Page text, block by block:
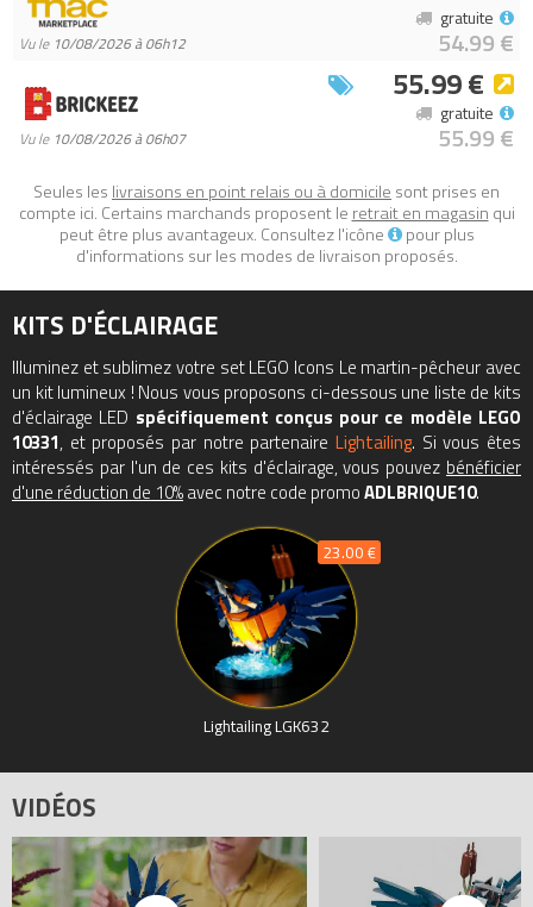
Code EAN du LEGO Icons 10331 : 5702017599564.
Vu le 10/08/2026 à 06h12 54.99 €
gratuite
Vu le 10/08/2026 à 06h07
55.99 €
55.99 €
gratuite
Seules les livraisons en point relais ou à domicile sont prises en
compte ici. Certains marchands proposent le retrait en magasin qui
peut être plus avantageux. Consultez l'icône
pour plus
d'informations sur les modes de livraison proposés.
KITS D'ÉCLAIRAGE
Illuminez et sublimez votre set LEGO Icons Le martin-pêcheur avec
un kit lumineux ! Nous vous proposons ci-dessous une liste de kits
d'éclairage LED spécifiquement conçus pour ce modèle LEGO
10331, et proposés par notre partenaire Lightailing. Si vous êtes
intéressés par l'un de ces kits d'éclairage, vous pouvez bénéficier
d'une réduction de 10%avec notre code promoADLBRIQUE10.
23.00 €
Lightailing LGK632
VIDÉOS